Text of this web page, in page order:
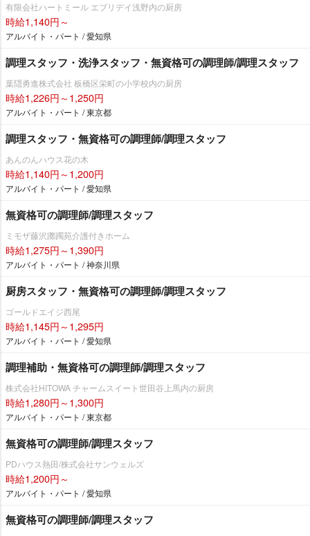
有限会社ハートミール エブリデイ浅野内の厨房
時給1,140円～
アルバイト・パート / 愛知県
調理スタッフ・洗浄スタッフ・無資格可の調理師/調理スタッフ
葉隠勇進株式会社 板橋区栄町の小学校内の厨房
時給1,226円～1,250円
アルバイト・パート / 東京都
調理スタッフ・無資格可の調理師/調理スタッフ
あんのんハウス花の木
時給1,140円～1,200円
アルバイト・パート / 愛知県
無資格可の調理師/調理スタッフ
ミモザ藤沢躑躅苑介護付きホーム
時給1,275円～1,390円
アルバイト・パート / 神奈川県
厨房スタッフ・無資格可の調理師/調理スタッフ
ゴールドエイジ西尾
時給1,145円～1,295円
アルバイト・パート / 愛知県
調理補助・無資格可の調理師/調理スタッフ
株式会社HITOWA チャームスイート世田谷上馬内の厨房
時給1,280円～1,300円
アルバイト・パート / 東京都
無資格可の調理師/調理スタッフ
PDハウス熱田/株式会社サンウェルズ
時給1,200円～
アルバイト・パート / 愛知県
無資格可の調理師/調理スタッフ